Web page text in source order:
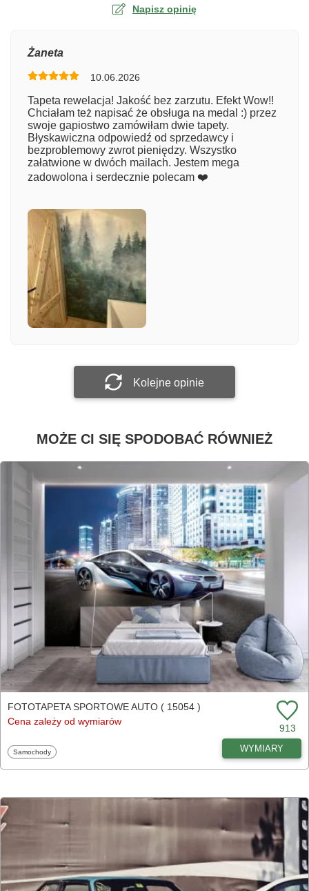
Napisz opinię
Numer zamówienia
Imię
Załącz zdjęcie
Żaneta
10.06.2026
Tapeta rewelacja! Jakość bez zarzutu. Efekt Wow!!
Chciałam też napisać że obsługa na medal :) przez
swoje gapiostwo zamówiłam dwie tapety.
Błyskawiczna odpowiedź od sprzedawcy i
bezproblemowy zwrot pieniędzy. Wszystko
załatwione w dwóch mailach. Jestem mega
zadowolona i serdecznie polecam ❤️
Kolejne opinie
MOŻE CI SIĘ SPODOBAĆ RÓWNIEŻ
FOTOTAPETA SPORTOWE AUTO ( 15054 )
Cena zależy od wymiarów
913
Fototapety
Samochody WYMIARY